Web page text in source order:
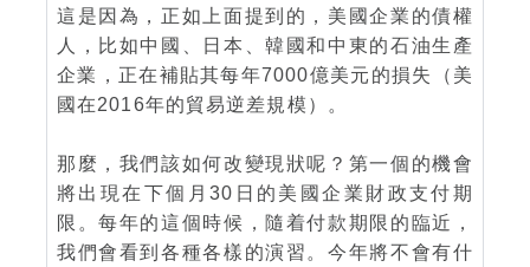
這是因為，正如上面提到的，美國企業的債權
人，比如中國、日本、韓國和中東的石油生產
企業，正在補貼其每年7000億美元的損失（美
國在2016年的貿易逆差規模）。
那麼，我們該如何改變現狀呢？第一個的機會
將出現在下個月30日的美國企業財政支付期
限。每年的這個時候，隨着付款期限的臨近，
我們會看到各種各樣的演習。今年將不會有什